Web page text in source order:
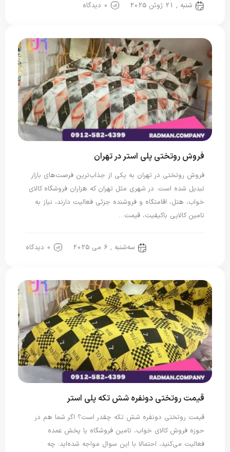
شنبه , 21 ژوئن 2025 0 دیدگاه
فروش روتختی پلی استر در تهران
فروش روتختی در تهران به یکی از جذاب‌ترین فرصت‌های بازار
تبدیل شده است. در شهری مثل تهران که هزاران فروشگاه کالای
خواب، هتل، اقامتگاه و فروشنده جزئی فعالیت دارند، نیاز به
تامین کالایی باکیفیت، قیمت…
سه‌شنبه , 6 می 2025 0 دیدگاه
قیمت روتختی دونفره شش تکه پلی استر
قیمت روتختی دونفره شش تکه چقدر است؟ اگر شما هم در
حوزه فروش کالای خواب، تامین فروشگاه یا پخش عمده
فعالیت می‌کنید، احتمالا با این سوال مواجه شده‌اید: چه